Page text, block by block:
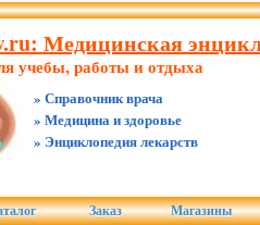
Медицинская
учебы, работы и отдыха
» Справочник врача
» Медицина и здоровье
» Энциклопедия лекарств
Заказ Магазины